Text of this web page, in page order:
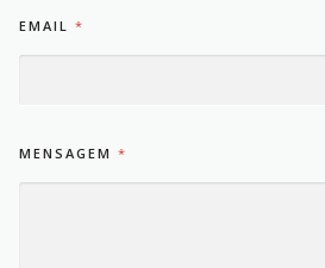
EMAIL *
MENSAGEM *